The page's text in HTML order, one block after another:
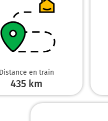
Distance en train
435 km